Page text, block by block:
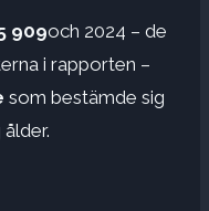
909och 2024 – de
i rapporten –
som bestämde sig